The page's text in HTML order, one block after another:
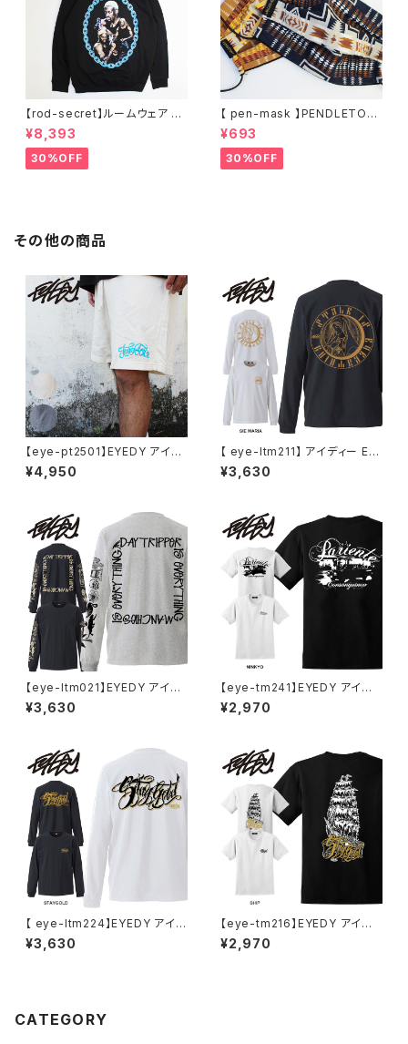
【rod-secret】ルームウェア フ
ーディー アーティスト バンド ア
ウトドア RODMAN BRAND ロ
ッドマンブランド Dennis Rod
man RODAMAN SECRET H
¥8,393
30%OFF
【 pen-mask 】PENDLETON
ペンドルトン ファッションマス
ク アウトドア フリーサイズ アウ
トドア 通勤 通学 通気性 マスク
乾燥しない 蒸れない
¥693
30%OFF
その他の商品
【eye-pt2501】EYEDY アイデ
ィー TWOFACE メンズ レディ
ース ユニセックス ラグランスリ
スケボー
¥4,950
【 eye-ltm211】 アイディー EY
EDY JESUS ジーザス ロング
スリーブT ロンT クルーネック
¥3,630
【eye-ltm021】EYEDY アイデ
ィー 大きいサイズ メンズ ロング
tシャツ ロンt メキシコ＋サーフ
¥3,630
【eye-tm241】EYEDY アイディ
ー AGAIN ショートスリーブTシ
ャツ 大きいサイズ WHTIE BLA
おしゃれ
¥2,970
【 eye-ltm224】EYEDY アイデ
ィー 大きいサイズ メンズ ロング
Tシャツ STAY GOLD ロンT
¥3,630
【eye-tm216】EYEDY アイディ
ー メンズ SHIP 半袖 tシャツ ブ
ランド 大きいサイズ Tシャツブ
¥2,970
CATEGORY